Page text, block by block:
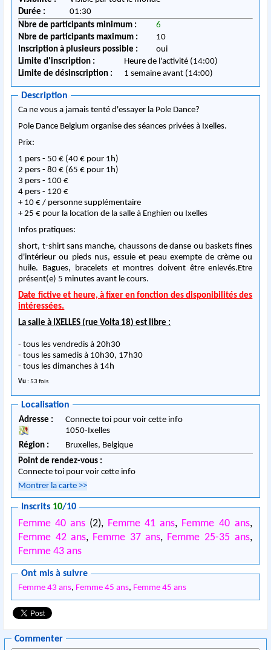
Durée :
01:30
Nbre de participants minimum :
6
Nbre de participants maximum :
10
Inscription à plusieurs possible :
oui
Limite d'inscription :
Heure de l'activité (14:00)
Limite de désinscription :
1 semaine avant (14:00)
Description
Ca ne vous a jamais tenté d'essayer la Pole Dance?
Pole Dance Belgium organise des séances privées à Ixelles.
Prix:
1 pers - 50 € (40 € pour 1h)
2 pers - 80 € (65 € pour 1h)
3 pers - 100 €
4 pers - 120 €
+ 10 € / personne supplémentaire
+ 25 € pour la location de la salle à Enghien ou Ixelles
Infos pratiques:
short, t-shirt sans manche, chaussons de danse ou baskets fines
d'intérieur ou pieds nus, essuie et peau exempte de crème ou
huile. Bagues, bracelets et montres doivent être enlevés.Etre
présent(e) 5 minutes avant le cours.
Date fictive et heure, à fixer en fonction des disponibilités des
intéressées.
La salle à IXELLES (rue Volta 18) est libre :
- tous les vendredis à 20h30
- tous les samedis à 10h30, 17h30
- tous les dimanches à 14h
Vu : 53 fois
Localisation
Adresse :
Connecte toi pour voir cette info
1050-Ixelles
Région :
Bruxelles, Belgique
Point de rendez-vous :
Connecte toi pour voir cette info
Montrer la carte >>
Inscrits 10/10
Femme 40 ans (2), Femme 41 ans, Femme 40 ans,
Femme 42 ans, Femme 37 ans, Femme 25-35 ans,
Femme 43 ans
Ont mis à suivre
Femme 43 ans, Femme 45 ans, Femme 45 ans
Commenter